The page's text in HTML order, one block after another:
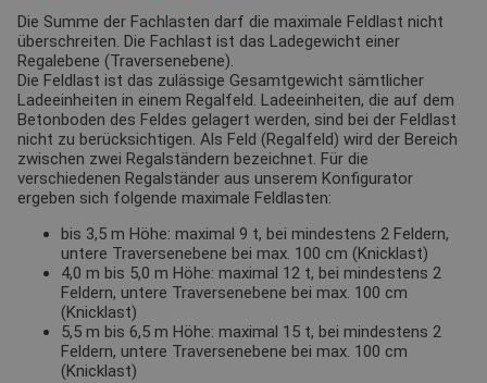
Die Summe der Fachlasten darf die maximale Feldlast nicht
überschreiten. Die Fachlast ist das Ladegewicht einer
Regalebene (Traversenebene).
Die Feldlast ist das zulässige Gesamtgewicht sämtlicher
Ladeeinheiten in einem Regalfeld. Ladeeinheiten, die auf dem
Betonboden des Feldes gelagert werden, sind bei der Feldlast
nicht zu berücksichtigen. Als Feld (Regalfeld) wird der Bereich
zwischen zwei Regalständern bezeichnet. Für die
verschiedenen Regalständer aus unserem Konfigurator
ergeben sich folgende maximale Feldlasten:
bis 3,5 m Höhe: maximal 9 t, bei mindestens 2 Feldern,
untere Traversenebene bei max. 100 cm (Knicklast)
4,0 m bis 5,0 m Höhe: maximal 12 t, bei mindestens 2
Feldern, untere Traversenebene bei max. 100 cm
(Knicklast)
5,5 m bis 6,5 m Höhe: maximal 15 t, bei mindestens 2
Feldern, untere Traversenebene bei max. 100 cm
(Knicklast)